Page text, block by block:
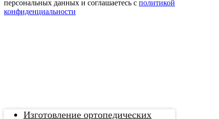
персональных данных и соглашаетесь c политикой
конфиденциальности
Изготовление ортопедических